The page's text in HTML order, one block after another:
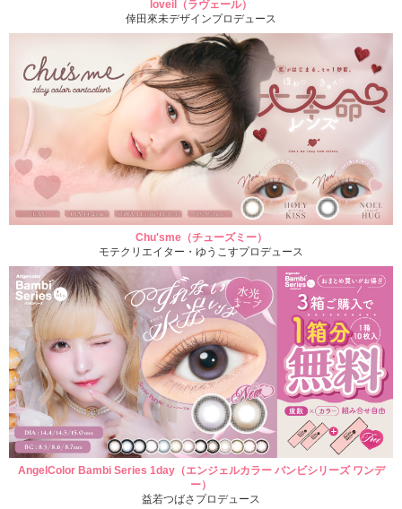
loveil（ラヴェール）
倖田來未デザインプロデュース
Chu'sme（チューズミー）
モテクリエイター・ゆうこすプロデュース
AngelColor Bambi Series 1day（エンジェルカラー バンビシリーズ ワンデ
ー）
益若つばさプロデュース